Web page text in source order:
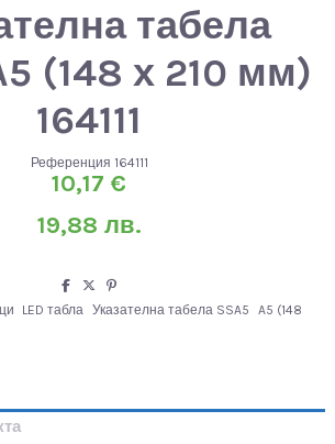
табела
(148 х 210 мм)
164111
Референция 164111
10,17 €
19,88 лв.
LED табла Указателна табела SSA5 A5 (148